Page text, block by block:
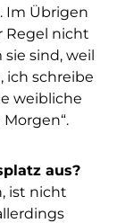
Im Übrigen
Regel nicht
sind, weil
ich schreibe
weibliche
Morgen“.
aus?
ist nicht